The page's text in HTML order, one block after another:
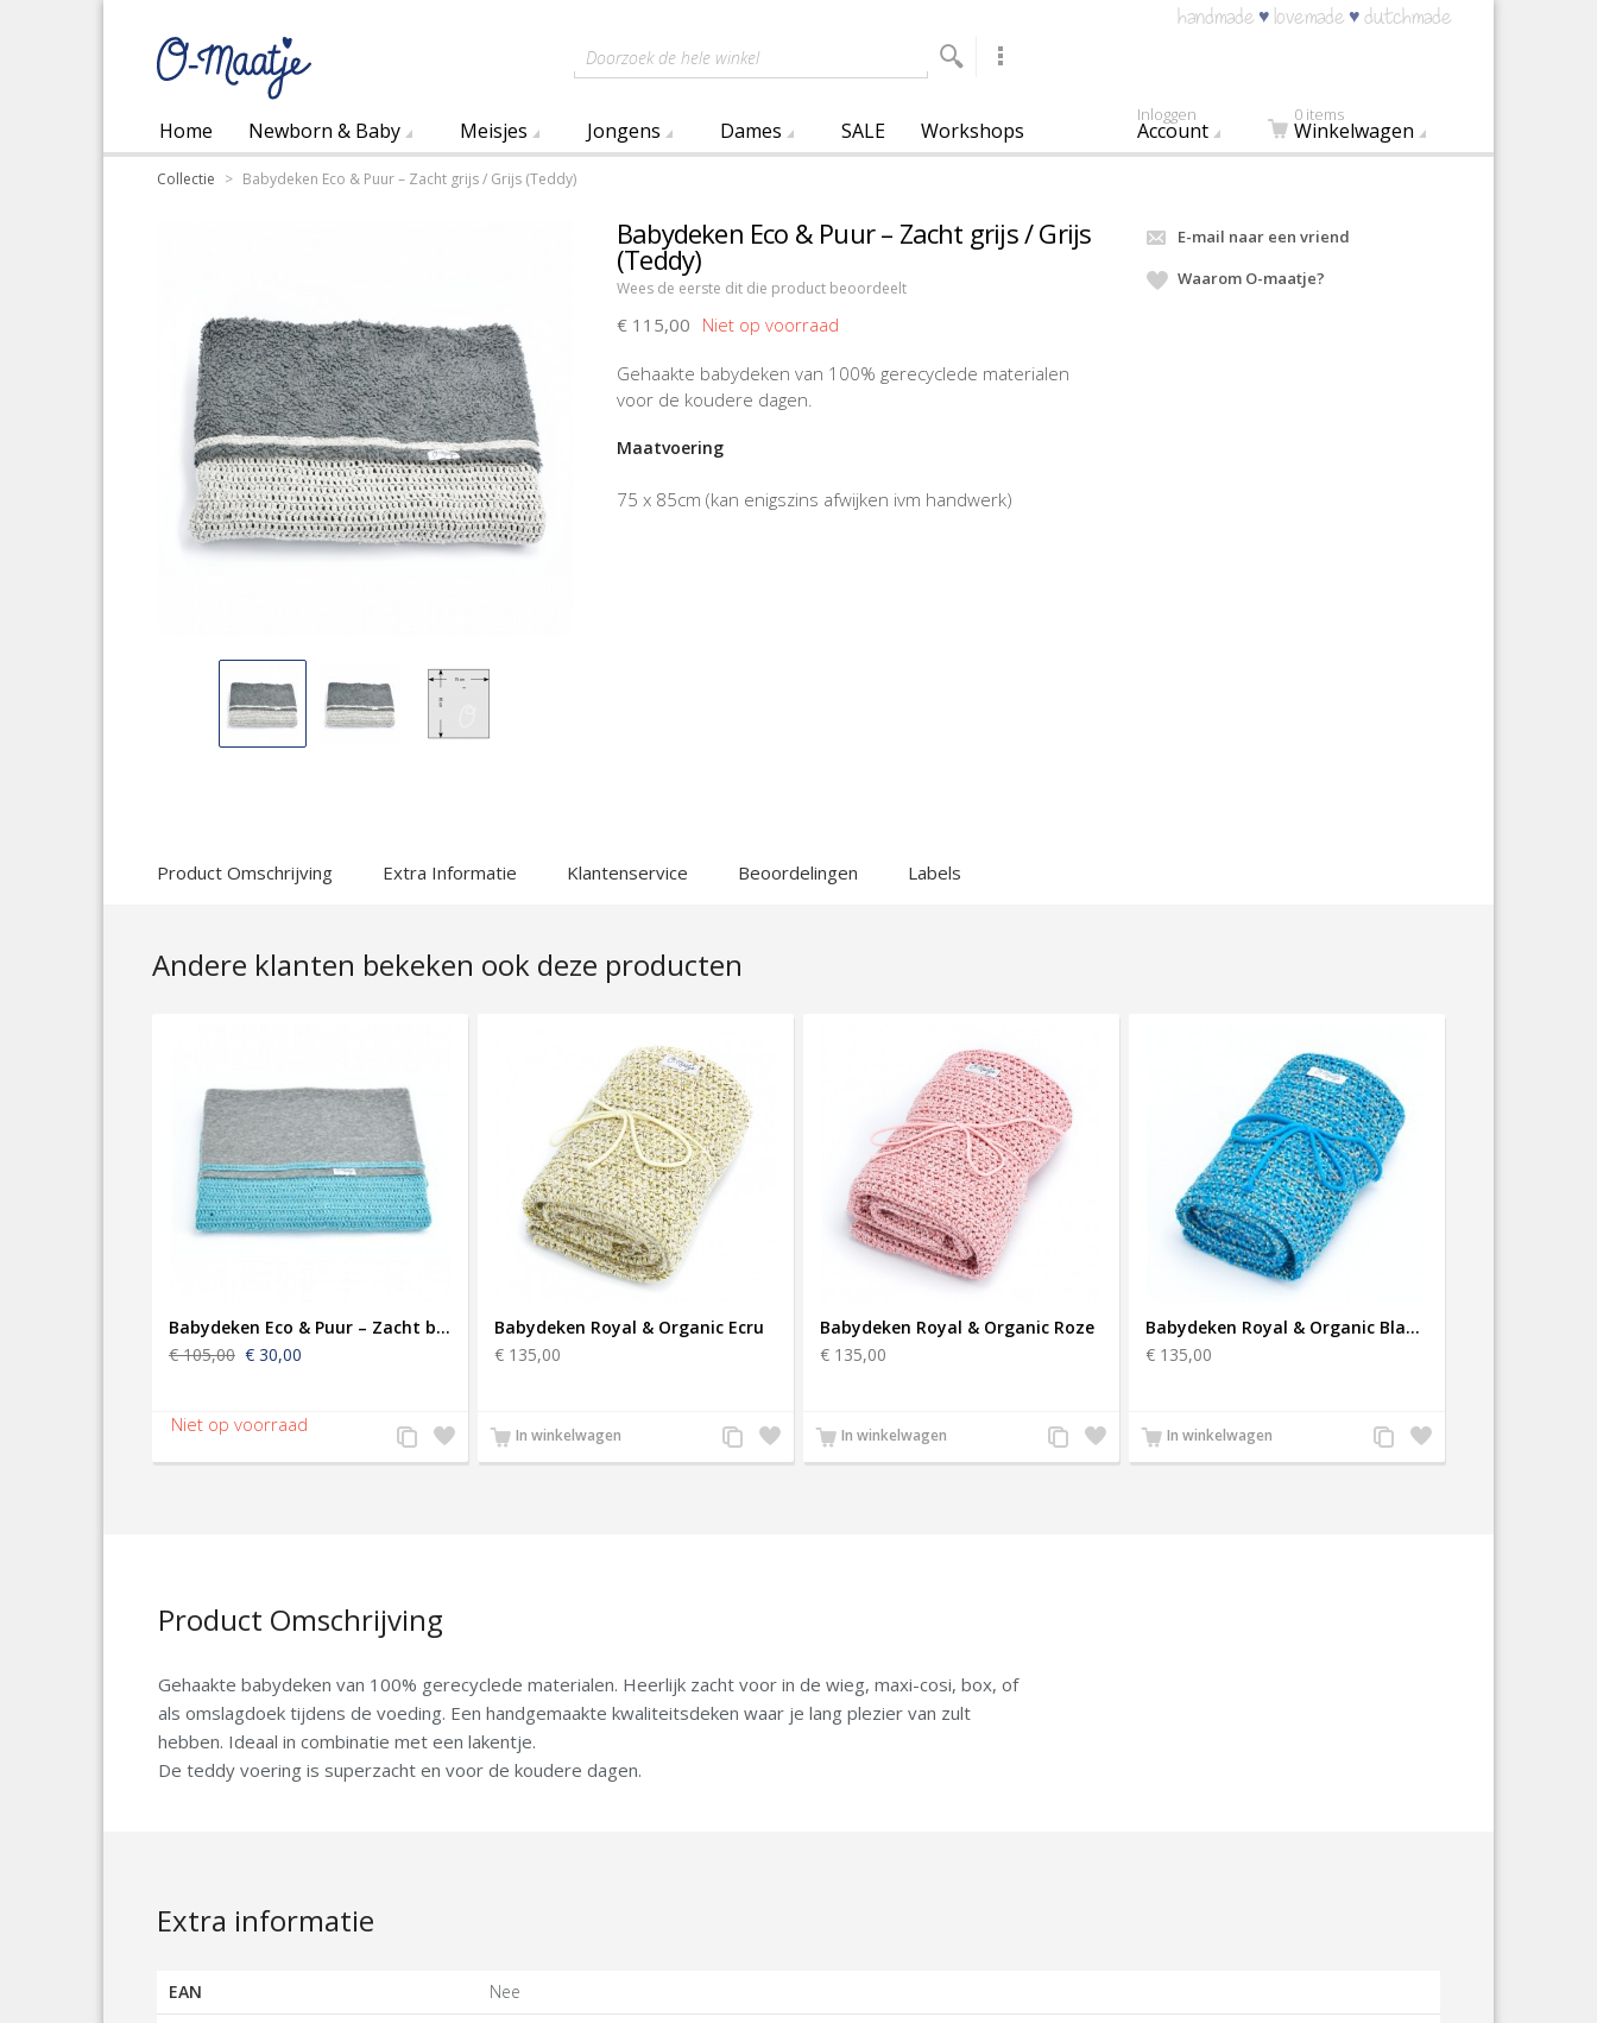
handmade ♥ lovemade ♥dutchmade
Doorzoek de hele winkel
Inloggen
Account
0 items
Winkelwagen
Home Newborn & Baby Meisjes Jongens Dames SALE Workshops
Collectie > Babydeken Eco & Puur – Zacht grijs / Grijs (Teddy)
Babydeken Eco & Puur – Zacht grijs / Grijs
(Teddy)
Wees de eerste dit die product beoordeelt
€ 115,00
Gehaakte babydeken van 100% gerecyclede materialen
voor de koudere dagen.
Maatvoering
75 x 85cm (kan enigszins afwijken ivm handwerk)
E-mail naar een vriend
Waarom O-maatje?
Product Omschrijving Extra Informatie Klantenservice Beoordelingen Labels
Andere klanten bekeken ook deze producten
Babydeken Eco & Puur – Zacht blauw / Grijs (Jersey)
€ 105,00 € 30,00
Zet
op
Voeg
toe
Babydeken Royal & Organic Ecru
€ 135,00
In winkelwagen
Zet
op
Voeg
toe
Babydeken Royal & Organic Roze
€ 135,00
In winkelwagen
Zet
op
Voeg
toe
Babydeken Royal & Organic Blauw
€ 135,00
In winkelwagen
Zet
op
Voeg
toe
Product Omschrijving
Gehaakte babydeken van 100% gerecyclede materialen. Heerlijk zacht voor in de wieg, maxi-cosi, box, of
als omslagdoek tijdens de voeding. Een handgemaakte kwaliteitsdeken waar je lang plezier van zult
hebben. Ideaal in combinatie met een lakentje.
De teddy voering is superzacht en voor de koudere dagen.
Extra informatie
EAN
Nee